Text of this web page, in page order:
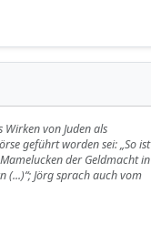
von Juden als
geführt worden sei: „So ist
der Geldmacht in
Jörg sprach auch vom